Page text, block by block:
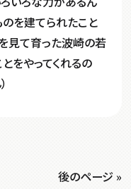
を建てられたこと
見て育った波崎の若
をやってくれるの
後のページ »